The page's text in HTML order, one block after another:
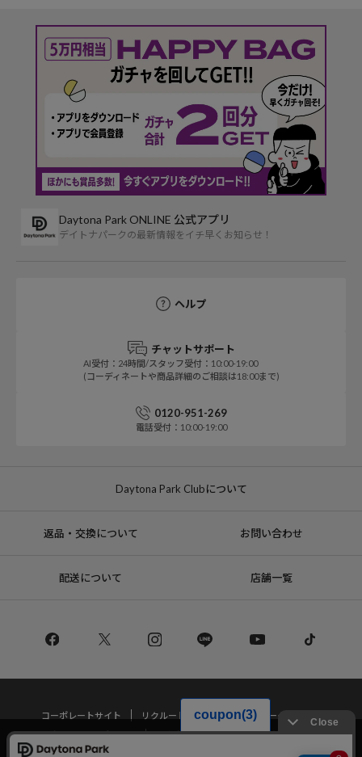
Daytona Park ONLINE 公式アプリ
デイトナパークの最新情報をイチ早くお知らせ！
ヘルプ
チャットサポート
AI受付：24時間/スタッフ受付：10:00-19:00
(コーディネートや商品詳細のご相談は18:00まで)
0120-951-269
電話受付：10:00-19:00
Daytona Park Clubについて
返品・交換について お問い合わせ
配送について 店舗一覧
コーポレートサイト リクルート
サステナブルマークについて
プライバシーポリシー
特定商取引法・古物営業法に基づく表記
当サイトでは利用体験の向上およびコンテンツの最適な提供、トラフィック